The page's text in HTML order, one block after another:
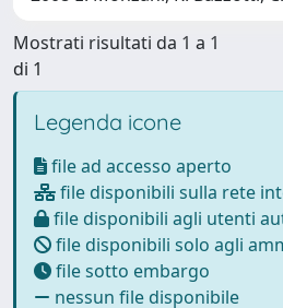
Mostrati risultati da 1 a 1
di 1
Legenda icone
file ad accesso aperto
file disponibili sulla rete
file disponibili agli utenti
file disponibili solo agli
file sotto embargo
nessun file disponibile